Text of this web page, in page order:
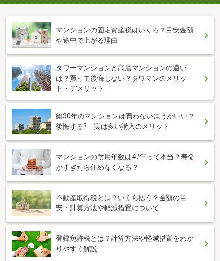
マンションの固定資産税はいくら？目安金額
や途中で上がる理由
タワーマンションと高層マンションの違い
は？買って後悔しない？タワマンのメリッ
ト・デメリット
築30年のマンションは買わないほうがいい？
後悔する? 実は多い購入のメリット
マンションの耐用年数は47年って本当？寿命
がすぎたら住めなくなる？
不動産取得税とは？いくら払う？金額の目
安・計算方法や軽減措置について
登録免許税とは？計算方法や軽減措置をわか
りやすく解説